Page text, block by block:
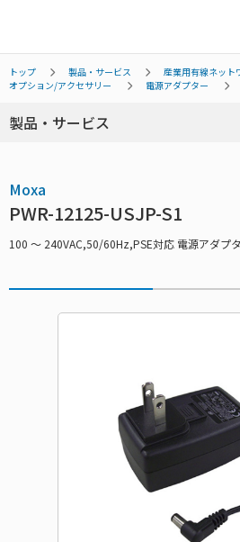
トップ 製品・サービス
産業用有線ネット
オプション/アクセサリー
電源アダプター
製品・サービス
Moxa
PWR-12125-USJP-S1
100 ～ 240VAC,50/60Hz,PSE対応 電源アダプ